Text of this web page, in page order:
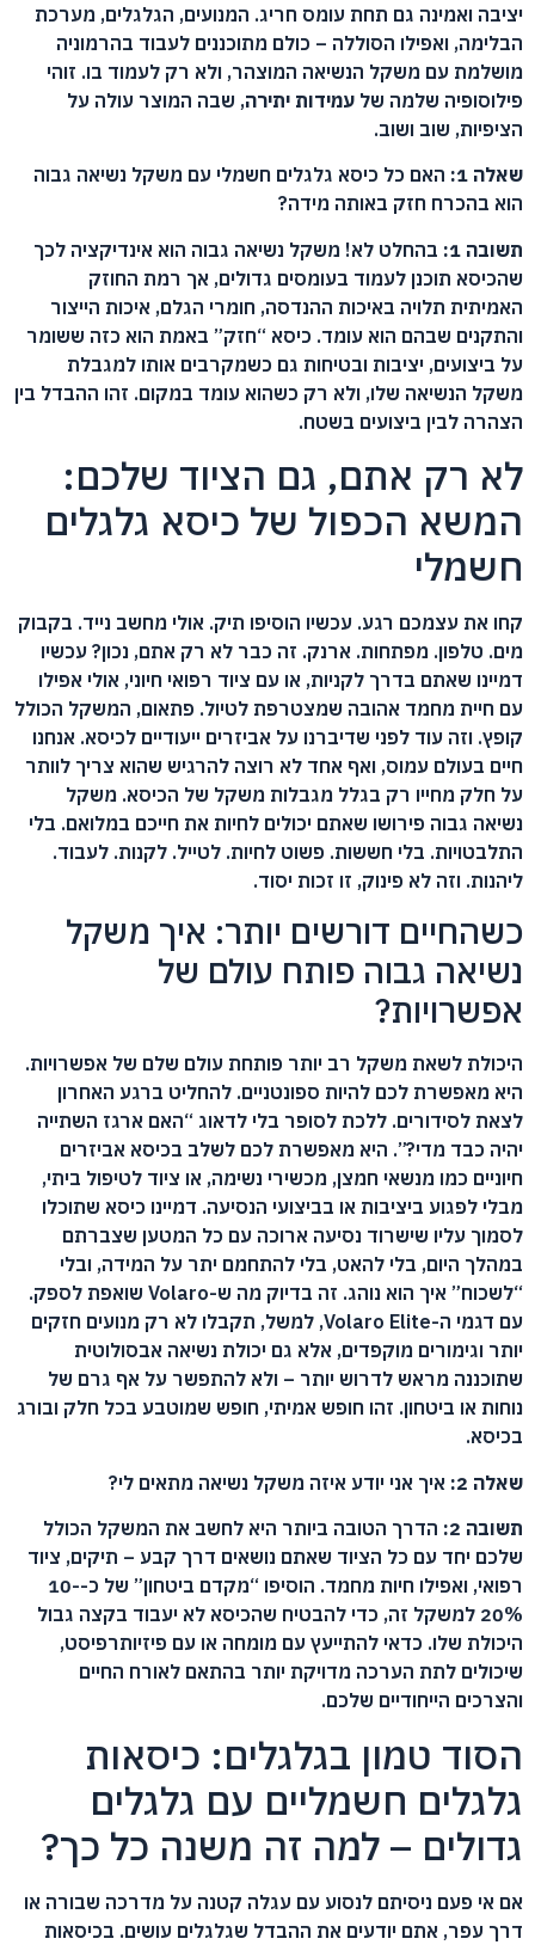
יציבה ואמינה גם תחת עומס חריג. המנועים, הגלגלים, מערכת
הבלימה, ואפילו הסוללה – כולם מתוכננים לעבוד בהרמוניה
מושלמת עם משקל הנשיאה המוצהר, ולא רק לעמוד בו. זוהי
פילוסופיה שלמה של עמידות יתירה, שבה המוצר עולה על
הציפיות, שוב ושוב.
שאלה 1:
האם כל כיסא גלגלים חשמלי עם משקל נשיאה גבוה
הוא בהכרח חזק באותה מידה?
תשובה 1:
בהחלט לא! משקל נשיאה גבוה הוא אינדיקציה לכך
שהכיסא תוכנן לעמוד בעומסים גדולים, אך רמת החוזק
האמיתית תלויה באיכות ההנדסה, חומרי הגלם, איכות הייצור
והתקנים שבהם הוא עומד. כיסא “חזק” באמת הוא כזה ששומר
על ביצועים, יציבות ובטיחות גם כשמקרבים אותו למגבלת
משקל הנשיאה שלו, ולא רק כשהוא עומד במקום. זהו ההבדל בין
הצהרה לבין ביצועים בשטח.
לא רק אתם, גם הציוד שלכם:
המשא הכפול של כיסא גלגלים
חשמלי
קחו את עצמכם רגע. עכשיו הוסיפו תיק. אולי מחשב נייד. בקבוק
מים. טלפון. מפתחות. ארנק. זה כבר לא רק אתם, נכון? עכשיו
דמיינו שאתם בדרך לקניות, או עם ציוד רפואי חיוני, אולי אפילו
עם חיית מחמד אהובה שמצטרפת לטיול. פתאום, המשקל הכולל
קופץ. וזה עוד לפני שדיברנו על אביזרים ייעודיים לכיסא. אנחנו
חיים בעולם עמוס, ואף אחד לא רוצה להרגיש שהוא צריך לוותר
על חלק מחייו רק בגלל מגבלות משקל של הכיסא. משקל
נשיאה גבוה פירושו שאתם יכולים לחיות את חייכם במלואם. בלי
התלבטויות. בלי חששות. פשוט לחיות. לטייל. לקנות. לעבוד.
ליהנות. וזה לא פינוק, זו זכות יסוד.
כשהחיים דורשים יותר: איך משקל
נשיאה גבוה פותח עולם של
אפשרויות?
היכולת לשאת משקל רב יותר פותחת עולם שלם של אפשרויות.
היא מאפשרת לכם להיות ספונטניים. להחליט ברגע האחרון
לצאת לסידורים. ללכת לסופר בלי לדאוג “האם ארגז השתייה
יהיה כבד מדי?”. היא מאפשרת לכם לשלב בכיסא אביזרים
חיוניים כמו מנשאי חמצן, מכשירי נשימה, או ציוד לטיפול ביתי,
מבלי לפגוע ביציבות או בביצועי הנסיעה. דמיינו כיסא שתוכלו
לסמוך עליו שישרוד נסיעה ארוכה עם כל המטען שצברתם
במהלך היום, בלי להאט, בלי להתחמם יתר על המידה, ובלי
“לשכוח” איך הוא נוהג. זה בדיוק מה ש-Volaro שואפת לספק.
עם דגמי ה-Volaro Elite, למשל, תקבלו לא רק מנועים חזקים
יותר וגימורים מוקפדים, אלא גם יכולת נשיאה אבסולוטית
שתוכננה מראש לדרוש יותר – ולא להתפשר על אף גרם של
נוחות או ביטחון. זהו חופש אמיתי, חופש שמוטבע בכל חלק ובורג
בכיסא.
שאלה 2:
איך אני יודע איזה משקל נשיאה מתאים לי?
תשובה 2:
הדרך הטובה ביותר היא לחשב את המשקל הכולל
שלכם יחד עם כל הציוד שאתם נושאים דרך קבע – תיקים, ציוד
רפואי, ואפילו חיות מחמד. הוסיפו “מקדם ביטחון” של כ-10-
20% למשקל זה, כדי להבטיח שהכיסא לא יעבוד בקצה גבול
היכולת שלו. כדאי להתייעץ עם מומחה או עם פיזיותרפיסט,
שיכולים לתת הערכה מדויקת יותר בהתאם לאורח החיים
והצרכים הייחודיים שלכם.
הסוד טמון בגלגלים: כיסאות
גלגלים חשמליים עם גלגלים
גדולים – למה זה משנה כל כך?
אם אי פעם ניסיתם לנסוע עם עגלה קטנה על מדרכה שבורה או
דרך עפר, אתם יודעים את ההבדל שגלגלים עושים. בכיסאות